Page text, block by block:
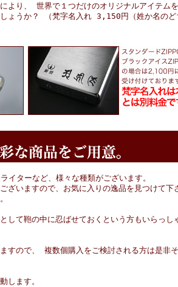
より、 世界で１つだけのオリジナルアイテム
ょうか？ （梵字名入れ 3,150円（姓か名のど
イターなど、様々な種類がございます。
ざいますので、お気に入りの逸品を見つけて下
して鞄の中に忍ばせておくという方もいらっし
すので、 複数個購入をご検討される方は是非
します。